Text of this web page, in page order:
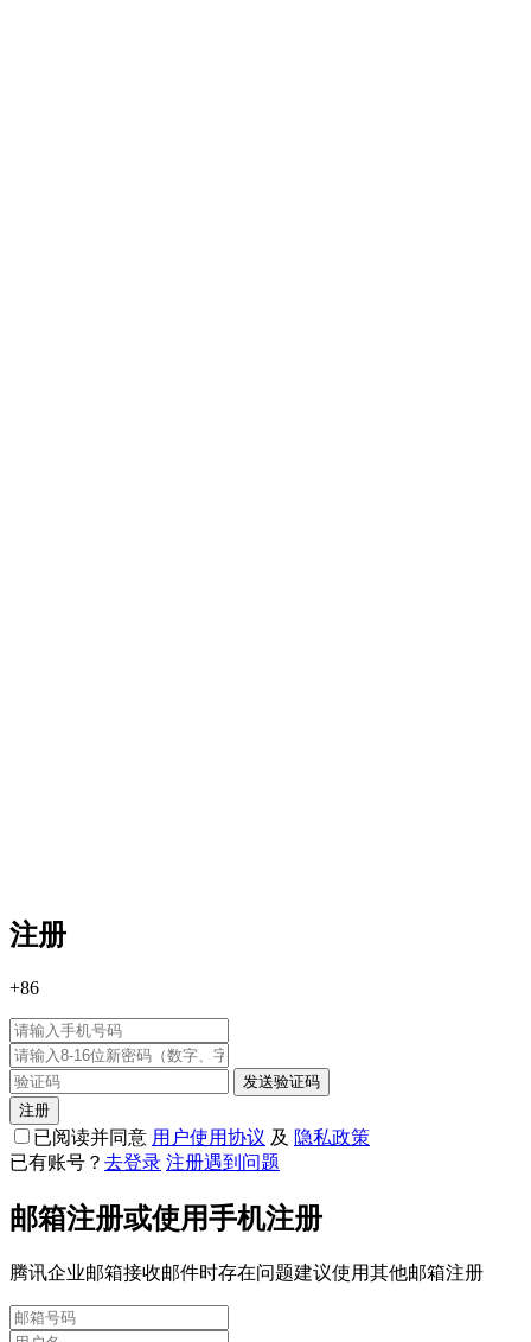
注册
+86
发送验证码
注册
已阅读并同意 用户使用协议 及 隐私政策
已有账号？ 去登录 注册遇到问题
邮箱注册或使用手机注册
腾讯企业邮箱接收邮件时存在问题建议使用其他邮箱注册